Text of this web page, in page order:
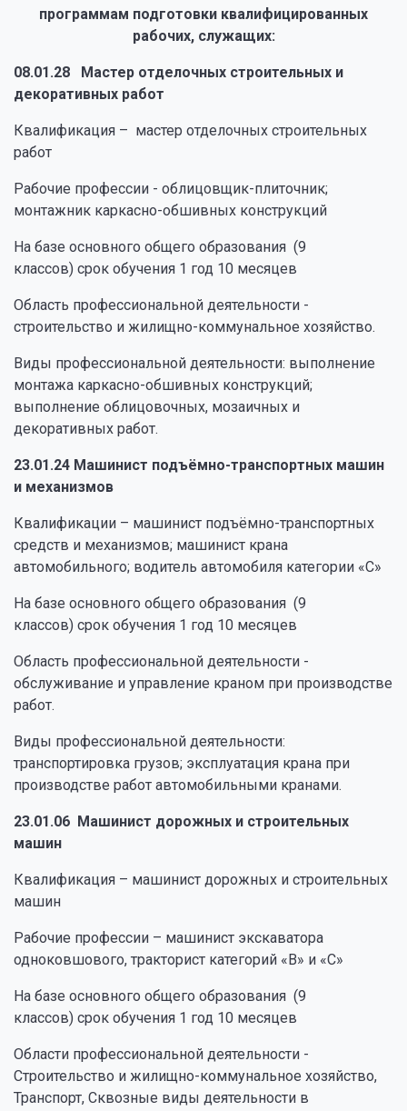
программам подготовки квалифицированных
рабочих, служащих:
08.01.28 Мастер отделочных строительных и
декоративных работ
Квалификация – мастер отделочных строительных
работ
Рабочие профессии - облицовщик-плиточник;
монтажник каркасно-обшивных конструкций
На базе основного общего образования (9
классов) срок обучения 1 год 10 месяцев
Область профессиональной деятельности -
строительство и жилищно-коммунальное хозяйство.
Виды профессиональной деятельности: выполнение
монтажа каркасно-обшивных конструкций;
выполнение облицовочных, мозаичных и
декоративных работ.
23.01.24 Машинист подъёмно-транспортных машин
и механизмов
Квалификации – машинист подъёмно-транспортных
средств и механизмов; машинист крана
автомобильного; водитель автомобиля категории «С»
На базе основного общего образования (9
классов) срок обучения 1 год 10 месяцев
Область профессиональной деятельности -
обслуживание и управление краном при производстве
работ.
Виды профессиональной деятельности:
транспортировка грузов; эксплуатация крана при
производстве работ автомобильными кранами.
23.01.06 Машинист дорожных и строительных
машин
Квалификация – машинист дорожных и строительных
машин
Рабочие профессии – машинист экскаватора
одноковшового, тракторист категорий «В» и «С»
На базе основного общего образования (9
классов) срок обучения 1 год 10 месяцев
Области профессиональной деятельности -
Строительство и жилищно-коммунальное хозяйство,
Транспорт, Сквозные виды деятельности в